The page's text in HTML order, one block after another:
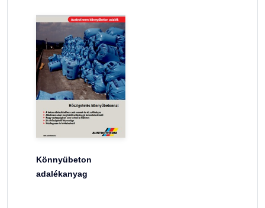
Könnyübeton
adalékanyag